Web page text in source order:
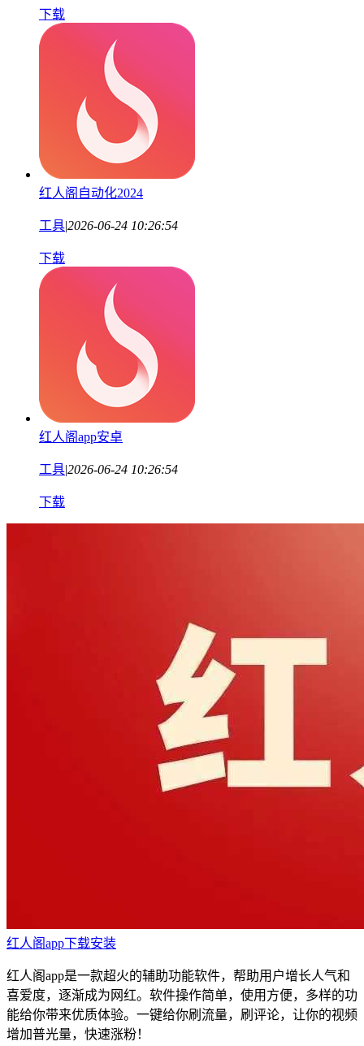
下载
红人阁自动化2024
工具|2026-06-24 10:26:54
下载
红人阁app安卓
工具|2026-06-24 10:26:54
下载
红人阁app下载安装
红人阁app是一款超火的辅助功能软件，帮助用户增长人气和
喜爱度，逐渐成为网红。软件操作简单，使用方便，多样的功
能给你带来优质体验。一键给你刷流量，刷评论，让你的视频
增加普光量，快速涨粉！